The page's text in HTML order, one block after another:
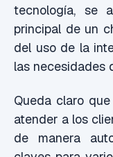
tecnología, se
principal de un
del uso de la
las necesidades
Queda claro
atender a los
de manera